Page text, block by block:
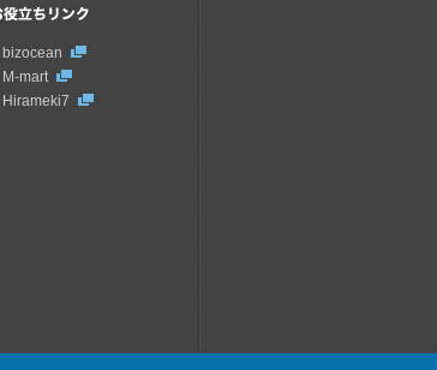
bizocean
M-mart
Hirameki7